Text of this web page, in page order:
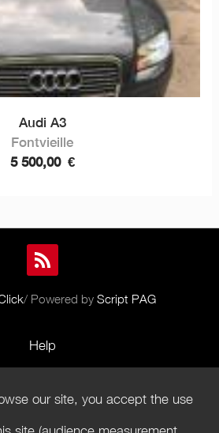
Audi A3
Fontvieille
5 500,00 €
/ Powered by Script PAG
Help
Terms of Use
our site, you accept the use